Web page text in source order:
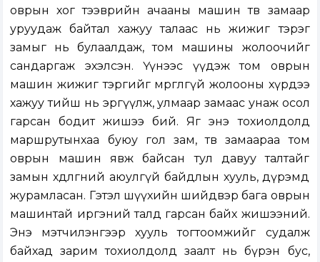
оврын хог тээврийн ачааны машин төв замаар
уруудаж байтал хажуу талаас нь жижиг тэрэг
замыг нь булаалдаж, том машины жолоочийг
сандаргаж эхэлсэн. Үүнээс үүдэж том оврын
машин жижиг тэргийг мөргөлгүй жолооны хүрдээ
хажуу тийш нь эргүүлж, улмаар замаас унаж осол
гарсан бодит жишээ бий. Яг энэ тохиолдолд
маршрутынхаа буюу гол зам, төв замаараа том
оврын машин явж байсан тул давуу талтайг
замын хөдөлгөөний аюулгүй байдлын хууль, дүрэмд
журамласан. Гэтэл шүүхийн шийдвэр бага оврын
машинтай иргэний талд гарсан байх жишээний.
Энэ мэтчилэнгээр хууль тогтоомжийг судалж
байхад зарим тохиолдолд заалт нь бүрэн бус,